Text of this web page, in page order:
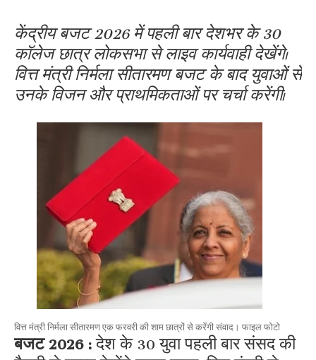
केंद्रीय बजट 2026 में पहली बार देशभर के 30
कॉलेज छात्र लोकसभा से लाइव कार्यवाही देखेंगे।
वित्त मंत्री निर्मला सीतारमण बजट के बाद युवाओं से
उनके विजन और प्राथमिकताओं पर चर्चा करेंगी।
वित्त मंत्री निर्मला सीतारमण एक फरवरी की शाम छात्रों से करेंगी संवाद। फाइल फोटो
बजट 2026 :देश के 30 युवा पहली बार संसद की